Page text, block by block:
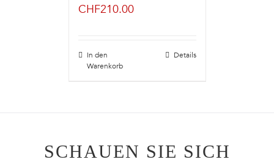
CHF210.00
In den
Warenkorb
Details
SCHAUEN SIE SICH